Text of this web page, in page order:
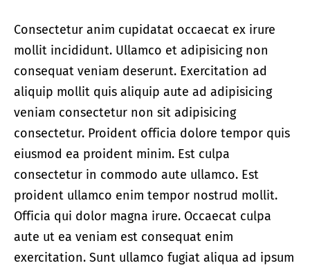
Consectetur anim cupidatat occaecat ex irure
mollit incididunt. Ullamco et adipisicing non
consequat veniam deserunt. Exercitation ad
aliquip mollit quis aliquip aute ad adipisicing
veniam consectetur non sit adipisicing
consectetur. Proident officia dolore tempor quis
eiusmod ea proident minim. Est culpa
consectetur in commodo aute ullamco. Est
proident ullamco enim tempor nostrud mollit.
Officia qui dolor magna irure. Occaecat culpa
aute ut ea veniam est consequat enim
exercitation. Sunt ullamco fugiat aliqua ad ipsum